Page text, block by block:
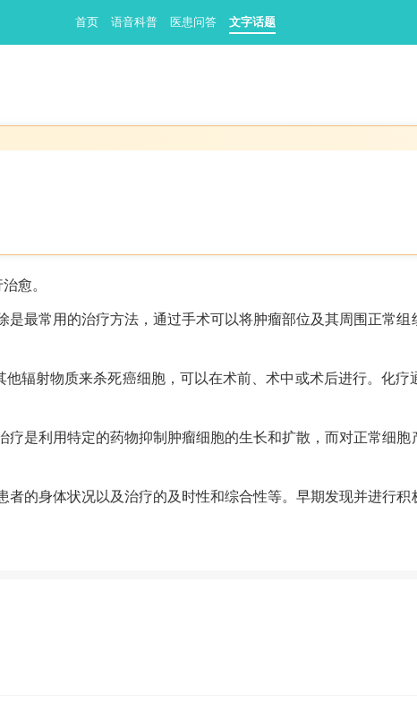
首页 语音科普 医患问答 文字话题
愈。
最常用的治疗方法，通过手术可以将肿瘤部位及其周围正常
辐射物质来杀死癌细胞，可以在术前、术中或术后进行。化
是利用特定的药物抑制肿瘤细胞的生长和扩散，而对正常细
的身体状况以及治疗的及时性和综合性等。早期发现并进行